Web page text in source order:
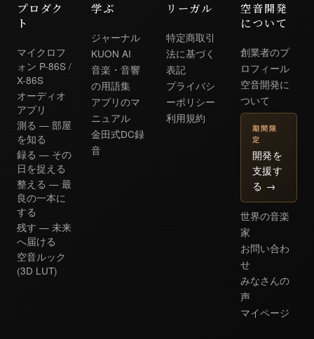
プロダク
ト
マイクロフ
ォン P-86S /
X-86S
オーディオ
アプリ
測る — 部屋
を知る
録る — その
日を捉える
整える — 最
良の一本に
する
残す — 未来
へ届ける
空音ルック
(3D LUT)
学ぶ
ジャーナル
KUON AI
音楽・音響
の用語集
アプリのマ
ニュアル
金田式DC録
音
リーガル
特定商取引
法に基づく
表記
プライバシ
ーポリシー
利用規約
空音開発
について
創業者のプ
ロフィール
空音開発に
ついて
期間限
定
開発を
支援す
る →
世界の音楽
家
お問い合わ
せ
みなさんの
声
マイページ